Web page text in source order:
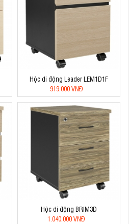
Hộc di động Leader LEM1D1F
919.000 VNĐ
Hộc di động BRIM3D
1.040.000 VNĐ